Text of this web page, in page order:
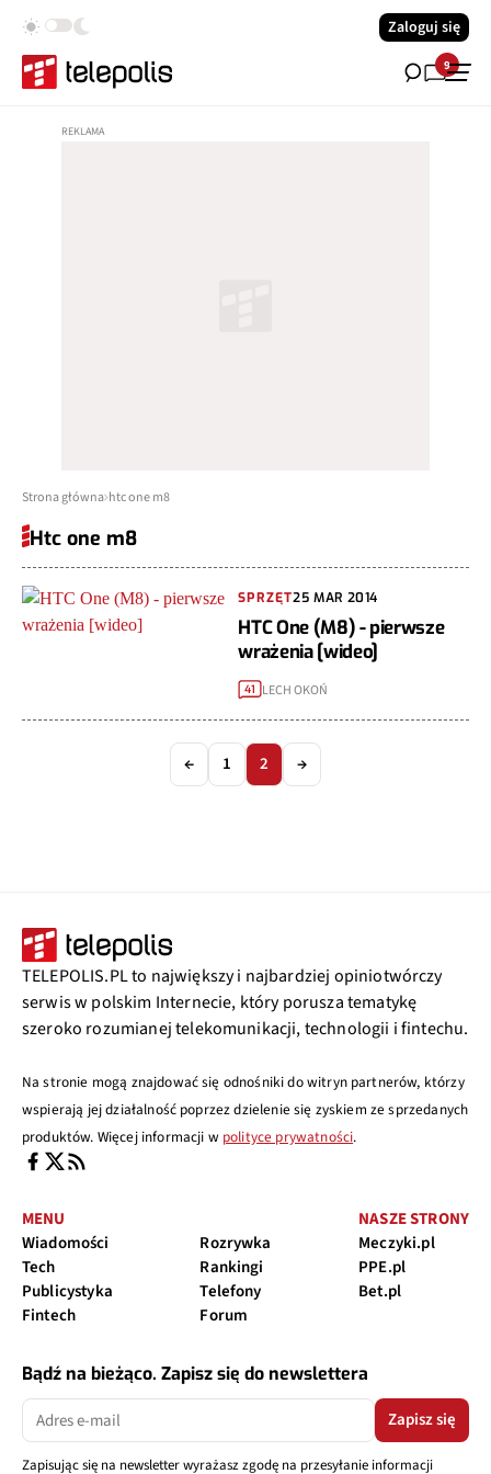
Zaloguj się
9
Strona główna htc one m8
Htc one m8
SPRZĘT25 MAR 2014
HTC One (M8) - pierwsze
wrażenia [wideo]
41 LECH OKOŃ
← 1 2 →
TELEPOLIS.PL to największy i najbardziej opiniotwórczy
serwis w polskim Internecie, który porusza tematykę
szeroko rozumianej telekomunikacji, technologii i fintechu.
Na stronie mogą znajdować się odnośniki do witryn partnerów, którzy
wspierają jej działalność poprzez dzielenie się zyskiem ze sprzedanych
produktów. Więcej informacji w polityce prywatności.
MENU
Wiadomości
Tech
Publicystyka
Fintech
Rozrywka
Rankingi
Telefony
Forum
NASZE STRONY
Meczyki.pl
PPE.pl
Bet.pl
Bądź na bieżąco. Zapisz się do newslettera
Zapisz się
Zapisując się na newsletter wyrażasz zgodę na przesyłanie informacji